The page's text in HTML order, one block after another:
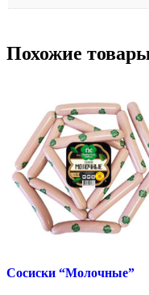
Похожие
Сосиски “Молочные”